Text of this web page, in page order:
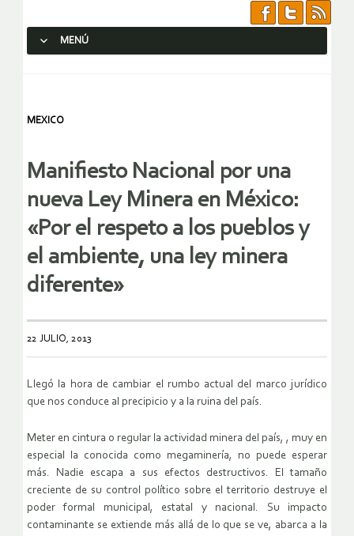
MENÚ
MEXICO
Manifiesto Nacional por una
nueva Ley Minera en México:
«Por el respeto a los pueblos y
el ambiente, una ley minera
diferente»
22 JULIO, 2013
Llegó la hora de cambiar el rumbo actual del marco jurídico
que nos conduce al precipicio y a la ruina del país.
Meter en cintura o regular la actividad minera del país, , muy en
especial la conocida como megaminería, no puede esperar
más. Nadie escapa a sus efectos destructivos. El tamaño
creciente de su control político sobre el territorio destruye el
poder formal municipal, estatal y nacional. Su impacto
contaminante se extiende más allá de lo que se ve, abarca a la